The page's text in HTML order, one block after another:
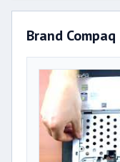
Brand Compaq